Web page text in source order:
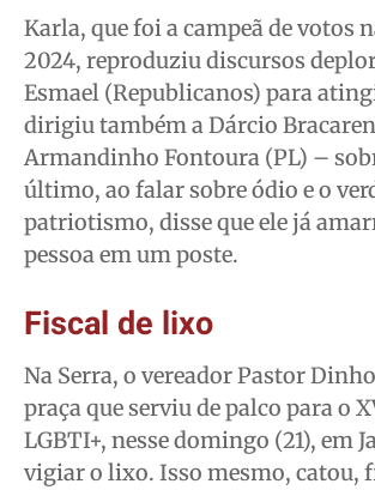
Karla, que foi a campeã de votos
2024, reproduziu discursos
Esmael (Republicanos) para
dirigiu também a Dárcio
Armandinho Fontoura (PL) –
último, ao falar sobre ódio e o
patriotismo, disse que ele já
pessoa em um poste.
Fiscal de lixo
Na Serra, o vereador Pastor
praça que serviu de palco para o
LGBTI+, nesse domingo (21), em
vigiar o lixo. Isso mesmo, catou,